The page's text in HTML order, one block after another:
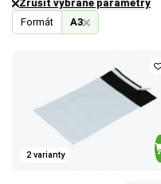
Formát A3
Zrušit vybrané parametry
2 varianty